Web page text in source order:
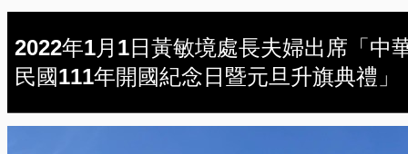
2022年1月1日黃敏境處長夫婦出席「中
民國111年開國紀念日暨元旦升旗典禮」